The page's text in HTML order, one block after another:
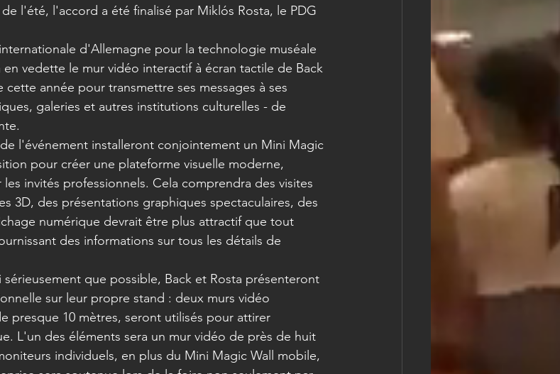
l'été, l'accord a été finalisé par Miklós Rosta, le PDG
d'Allemagne pour la technologie muséale
vedette le mur vidéo interactif à écran tactile de Back
année pour transmettre ses messages à ses
galeries et autres institutions culturelles - de
l'événement installeront conjointement un Mini Magic
pour créer une plateforme visuelle moderne,
invités professionnels. Cela comprendra des visites
3D, des présentations graphiques spectaculaires, des
numérique devrait être plus attractif que tout
des informations sur tous les détails de
sérieusement que possible, Back et Rosta présenteront
sur leur propre stand : deux murs vidéo
presque 10 mètres, seront utilisés pour attirer
L'un des éléments sera un mur vidéo de près de huit
individuels, en plus du Mini Magic Wall mobile,